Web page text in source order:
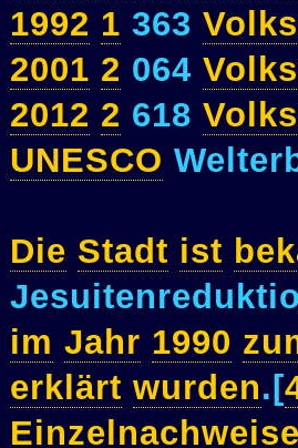
1992 1 363
2001 2 064
2012 2 618
UNESCO
Die Stadt ist
im Jahr 1990
erklärt wurden.[